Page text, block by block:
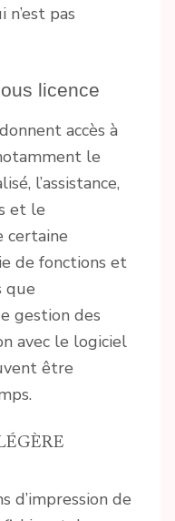
pas
licence
accès à
le
l’assistance,
et le
certaine
de fonctions et
que
gestion des
avec le logiciel
être
d’impression de